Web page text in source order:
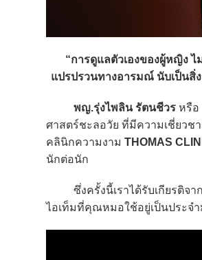
“การดูแลตัวเองของผู้หญิง
แปรปรวนทางอารมณ์ นับเป็น
พญ.รุ่งไพลิน รัตนชีวร หรือ
ศาสตร์ชะลอวัย ที่มีความเชี่ยวช
คลินิกความงาม THOMAS
นักต่อนัก
ซึ่งครั้งนี้เราได้รับเกียรติจาก
ไอเท็มที่คุณหมอใช้อยู่เป็นประจ